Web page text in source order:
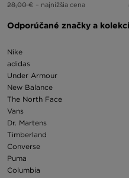
28,00 € – najnižšia cena
Odporúčané značky a
Nike
adidas
Under Armour
New Balance
The North Face
Vans
Dr. Martens
Timberland
Converse
Puma
Columbia